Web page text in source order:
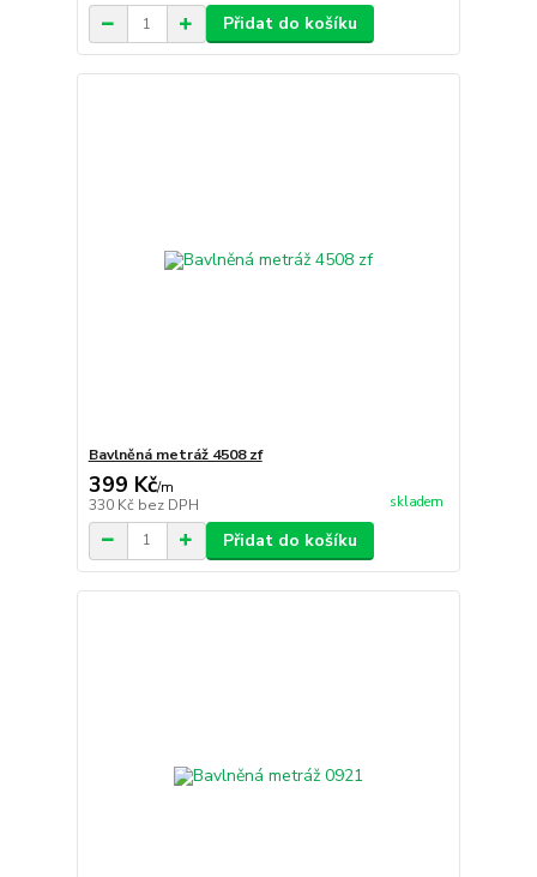
Přidat do košíku
Bavlněná metráž 4508 zf
399 Kč/m
330 Kč bez DPH skladem
Přidat do košíku